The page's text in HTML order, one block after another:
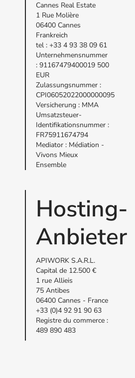
Cannes Real Estate
1 Rue Molière
06400 Cannes
Frankreich
tel : +33 4 93 38 09 61
Unternehmensnummer
: 91167479400019 500
EUR
Zulassungsnummer :
CPI06052022000000095
Versicherung : MMA
Umsatzsteuer-
Identifikationsnummer :
FR75911674794
Mediator : Médiation -
Vivons Mieux
Ensemble
Hosting-
Anbieter
APIWORK S.A.R.L.
Capital de 12.500 €
1 rue Allieis
75 Antibes
06400 Cannes - France
+33 (0)4 92 91 90 63
Registre du commerce :
489 890 483